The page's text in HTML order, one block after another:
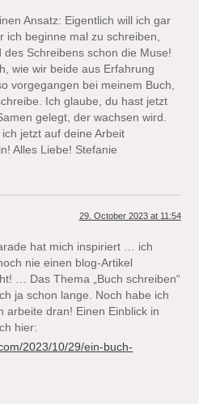
Ansatz: Eigentlich will ich gar
ich beginne mal zu schreiben,
Schreibens schon die Muse!
wie wir beide aus Erfahrung
vorgegangen bei meinem Buch,
Ich glaube, du hast jetzt
gelegt, der wachsen wird.
jetzt auf deine Arbeit
Alles Liebe! Stefanie
29. October 2023 at 11:54
hat mich inspiriert … ich
nie einen blog-Artikel
… Das Thema „Buch schreiben“
ja schon lange. Noch habe ich
dran! Einen Einblick in
hier:
2023/10/29/ein-buch-